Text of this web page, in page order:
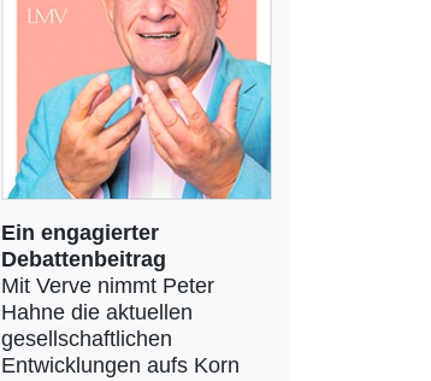
Ein engagierter
Debattenbeitrag
Mit Verve nimmt Peter
Hahne die aktuellen
gesellschaftlichen
Entwicklungen aufs Korn